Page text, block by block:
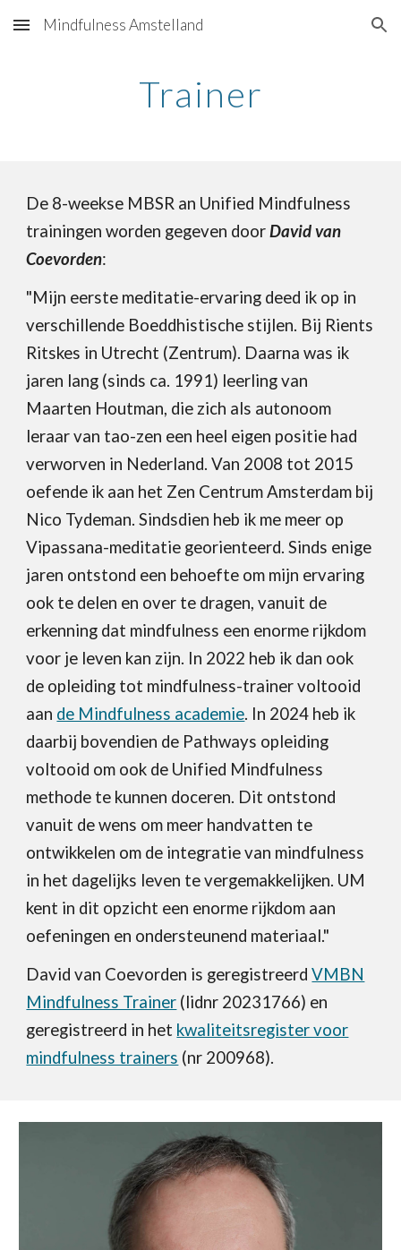
Skip to main content Skip to navigation
Mindfulness Amstelland
Trainer
De 8-weekse MBSR an Unified Mindfulness
trainingen worden gegeven door David van
Coevorden:
"Mijn eerste meditatie-ervaring deed ik op in
verschillende Boeddhistische stijlen. Bij Rients
Ritskes in Utrecht (Zentrum). Daarna was ik
jaren lang (sinds ca. 1991) leerling van
Maarten Houtman, die zich als autonoom
leraar van tao-zen een heel eigen positie had
verworven in Nederland.Van 2008 tot 2015
oefende ik aan het Zen Centrum Amsterdam bij
Nico Tydeman. Sindsdien heb ik me meer op
Vipassana-meditatie georienteerd. Sinds enige
jaren ontstond een behoefte om mijn ervaring
ook te delen en over te dragen, vanuit de
erkenning dat mindfulness een enorme rijkdom
voor je leven kan zijn. In 2022 heb ik dan ook
de opleiding tot mindfulness-trainer voltooid
aan de Mindfulness academie. In 2024 heb ik
daarbij bovendien de Pathways opleiding
voltooid om ook de Unified Mindfulness
methode te kunnen doceren. Dit ontstond
vanuit de wens om meer handvatten te
ontwikkelen om de integratie van mindfulness
in het dagelijks leven te vergemakkelijken. UM
kent in dit opzicht een enorme rijkdom aan
oefeningen en ondersteunend materiaal."
David van Coevorden is geregistreerdVMBN
Mindfulness Trainer (lidnr 20231766) en
geregistreerd in het kwaliteitsregister voor
mindfulness trainers (nr 200968).